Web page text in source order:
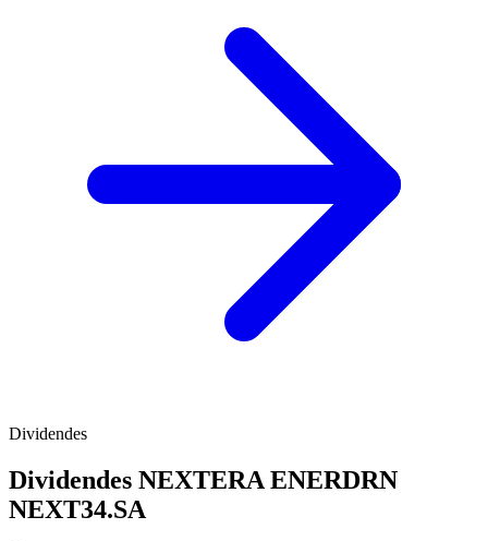
Dividendes
Dividendes NEXTERA ENERDRN
NEXT34.SA